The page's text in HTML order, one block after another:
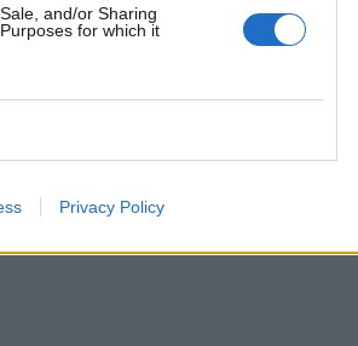
and/or Sharing
for which it
Privacy Policy
2011